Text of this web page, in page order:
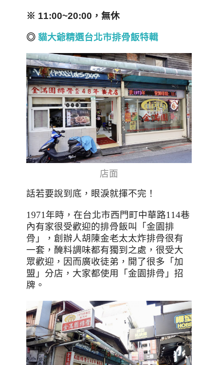
※ 11:00~20:00，無休
◎ 貓大爺精選台北市排骨飯特輯
店面
話若要說到底 ，眼淚就揮不完！
1971年時，在台北市西門町中華路114巷
內有家很受歡迎的排骨飯叫「金園排
骨」，創辦人胡陳金老太太炸排骨很有
一套，醃料調味都有獨到之處，很受大
眾歡迎，因而廣收徒弟，開了很多「加
盟」分店，大家都使用「金園排骨」招
牌。